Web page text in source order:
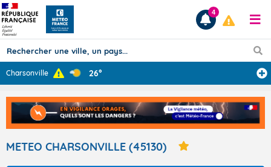
Prévisions
TOUS LES RÉSULTATS
Articles
4
Charsonville 26°
METEO CHARSONVILLE (45130)